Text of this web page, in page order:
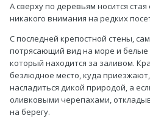
А сверху по деревьям носится
никакого внимания на редких
С последней крепостной стены,
потрясающий вид на море и белые
который находится за заливом.
безлюдное место, куда
насладиться дикой природой, а
оливковыми черепахами,
на берегу.